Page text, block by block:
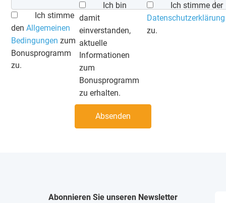
Ich stimme
denAllgemeinen
Bedingungen zum
Bonusprogramm
zu.
Ich bin
damit
einverstanden,
aktuelle
Informationen
zum
Bonusprogramm
zu erhalten.
Ich stimme der
Datenschutzerklärung
zu.
Absenden
Abonnieren Sie unseren Newsletter